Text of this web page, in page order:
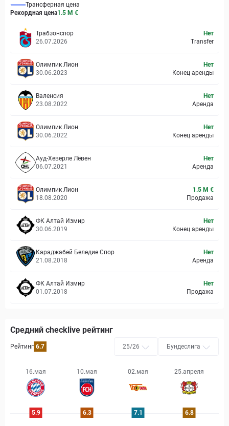
Трансферная цена
Рекордная цена1.5 M €
Трабзонспор
26.07.2026
Нет
Transfer
Олимпик Лион
30.06.2023
Нет
Конец аренды
Валенсия
23.08.2022
Нет
Аренда
Олимпик Лион
30.06.2022
Нет
Конец аренды
Ауд-Хеверле Лёвен
06.07.2021
Нет
Аренда
Олимпик Лион
18.08.2020
1.5 M €
Продажа
ФК Алтай Измир
30.06.2019
Нет
Конец аренды
Караджабей Беледие Спор
21.08.2018
Нет
Аренда
ФК Алтай Измир
01.07.2018
Нет
Продажа
Средний checklive рейтинг
Рейтинг 6.7 25/26 Бундеслига
16.мая 10.мая 02.мая 25.апреля
5.9 6.3 7.1 6.8